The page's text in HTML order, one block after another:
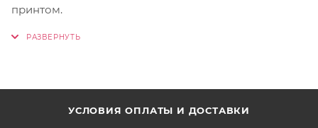
принтом.
УСЛОВИЯ ОПЛАТЫ И ДОСТАВКИ